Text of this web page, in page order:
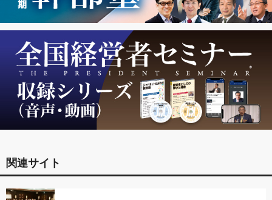
関連サイト